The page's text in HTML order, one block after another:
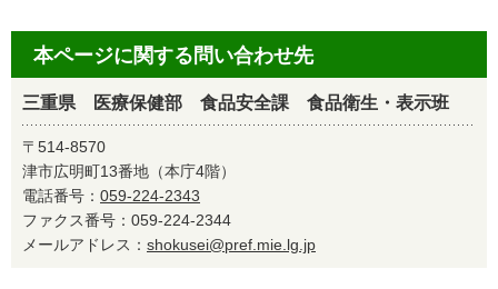
本ページに関する問い合わせ先
三重県 医療保健部 食品安全課 食品衛生・表示班
〒514-8570
津市広明町13番地（本庁4階）
電話番号： 059-224-2343
ファクス番号：059-224-2344
メールアドレス： shokusei@pref.mie.lg.jp